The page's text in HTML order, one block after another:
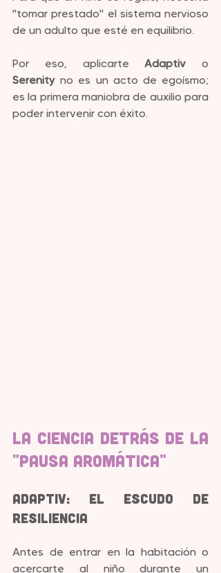
"tomar prestado" el sistema nervioso
de un adulto que esté en equilibrio.
Por eso, aplicarte Adaptiv
Serenity no es un acto de egoísmo;
es la primera maniobra de auxilio para
poder intervenir con éxito.
La Ciencia detrás de la
"Pausa Aromática"
Adaptiv: El Escudo de
Resiliencia
Antes de entrar en la habitación o